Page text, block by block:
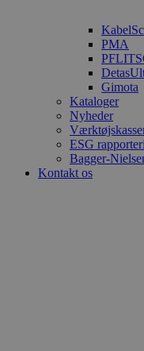
PMA
Gimota
Kataloger
Nyheder
ESG
Bagger-
Kontakt os